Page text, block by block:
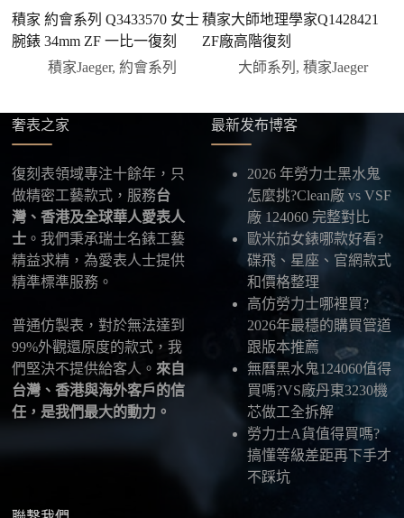
前或收到實拍照片後再支付；也可以一次性全額
付款，我們會在原有價格基礎上盡量幫您爭取更
方式，具體以當下說明為準。
確認款式與付款後，把收件人姓名、地址及聯絡方式
發給我們，我們會為您選擇合適的物流公司，全程提
供最新物流資訊與查件連結。
五、海外寄送說明
本店支援寄送至香港、澳門、台灣、欧美以及其他海
外地區 ，運費會依照目的地與物流方案另行報價，客
服在出貨前會跟您確認清楚。
最後：喜歡就別拖太久，有些熱門款現貨數量有
限，早一步確認，就能早一點戴上喜歡的腕錶。
積家 約會系列 Q3433570 女士
腕錶 34mm ZF 一比一復刻
積家Jaeger,約會系列
積家大師地理學家Q1428421
ZF廠高階復刻
大師系列 , 積家Jaeger
奢表之家
復刻表領域專注十餘年，只
做精密工藝款式，服務台
灣、香港及全球華人愛表人
士 。我們秉承瑞士名錶工藝
精益求精，為愛表人士提供
精準標準服務。
普通仿製表，對於無法達到
99%外觀還原度的款式，我
們堅決不提供給客人。 來自
台灣、香港與海外客戶的信
任，是我們最大的動力。
最新发布博客
2026 年勞力士黑水鬼
怎麼挑?Clean廠 vs VSF
廠 124060 完整對比
歐米茄女錶哪款好看?
碟飛、星座、官網款式
和價格整理
高仿勞力士哪裡買?
2026年最穩的購買管道
跟版本推薦
無曆黑水鬼124060值得
買嗎?VS廠丹東3230機
芯做工全拆解
勞力士A貨值得買嗎?
搞懂等級差距再下手才
不踩坑